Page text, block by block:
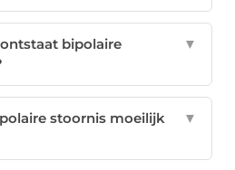
bipolaire
▼
stoornis moeilijk
▼